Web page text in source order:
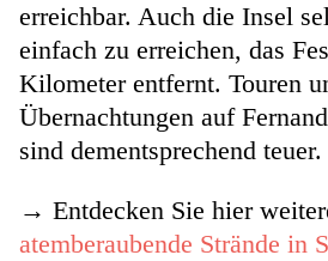
erreichbar. Auch die Insel
einfach zu erreichen, das
Kilometer entfernt. Touren
Übernachtungen auf
sind dementsprechend teuer.
→ Entdecken Sie hier
atemberaubende Strände in